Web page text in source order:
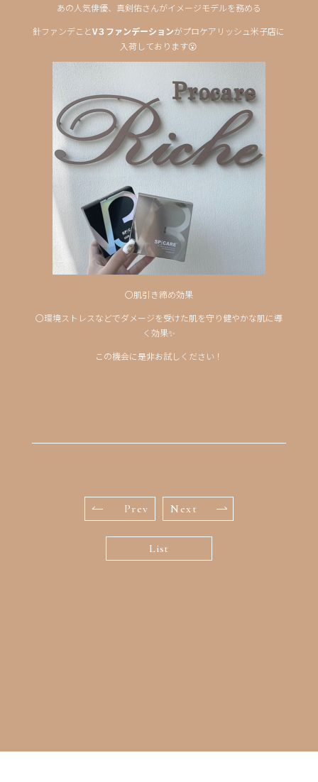
あの人気俳優、真剣佑さんがイメージモデルを務める
針ファンデことV３ファンデーションがプロケアリッシュ米子店に
入荷しております😮
〇肌引き締め効果
〇環境ストレスなどでダメージを受けた肌を守り健やかな肌に導
く効果✨
この機会に是非お試しください！
Prev Next
List